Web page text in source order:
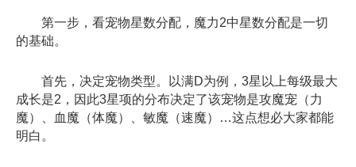
第一步，看宠物星数分配，魔力2中星数分配是一切
的基础。
首先，决定宠物类型。以满D为例，3星以上每级最大
成长是2，因此3星项的分布决定了该宠物是攻魔宠（力
魔）、血魔（体魔）、敏魔（速魔）…这点想必大家都能
明白。